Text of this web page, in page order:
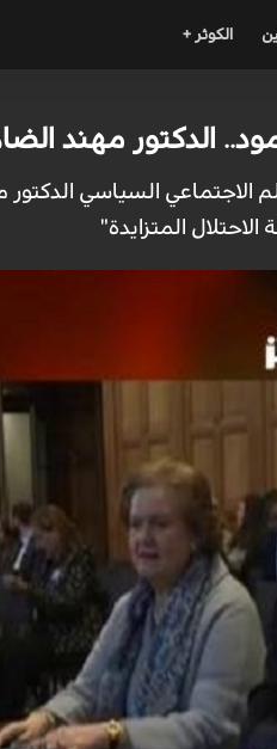
الكوثر +
الدكتور مهند
السياسي
الاحتلال المتزايدة"